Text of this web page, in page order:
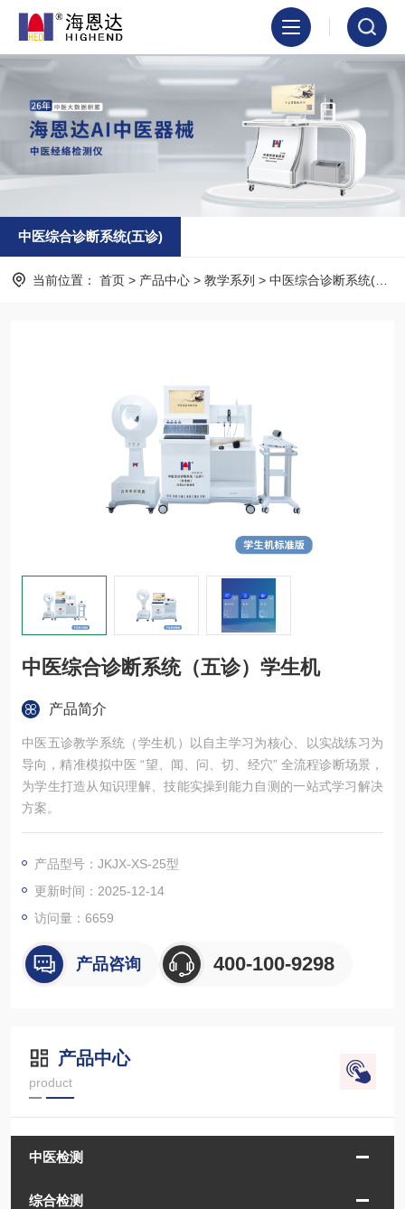
中医综合诊断系统(五诊)
当前位置： 首页 > 产品中心 > 教学系列 > 中医综合诊断系统(五诊)
中医综合诊断系统（五诊）学生机
产品简介
中医五诊教学系统（学生机）以自主学习为核心、以实战练习为
导向，精准模拟中医 “望、闻、问、切、经穴” 全流程诊断场景，
为学生打造从知识理解、技能实操到能力自测的一站式学习解决
方案。
产品型号：JKJX-XS-25型
更新时间：2025-12-14
访问量： 6659
产品咨询 400-100-9298
产品中心
product
中医检测
综合检测